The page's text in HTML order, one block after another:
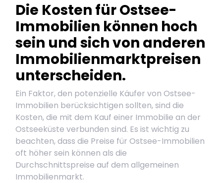
Die Kosten für Ostsee-
Immobilien können hoch
sein und sich von anderen
Immobilienmarktpreisen
unterscheiden.
Ein Faktor, den potenzielle Käufer von Ostsee-
Immobilien berücksichtigen sollten, sind die
Kosten, die mit dem Kauf einer Immobilie an der
Ostseeküste verbunden sind. Es ist wichtig zu
beachten, dass die Preise für Ostsee-Immobilien
oft höher sein können als die
Durchschnittspreise auf dem allgemeinen
Immobilienmarkt.